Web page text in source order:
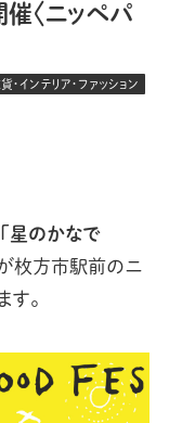
〈ニッペパ
・インテリア・ファッション
「星のかなで
枚方市駅前のニ
す。